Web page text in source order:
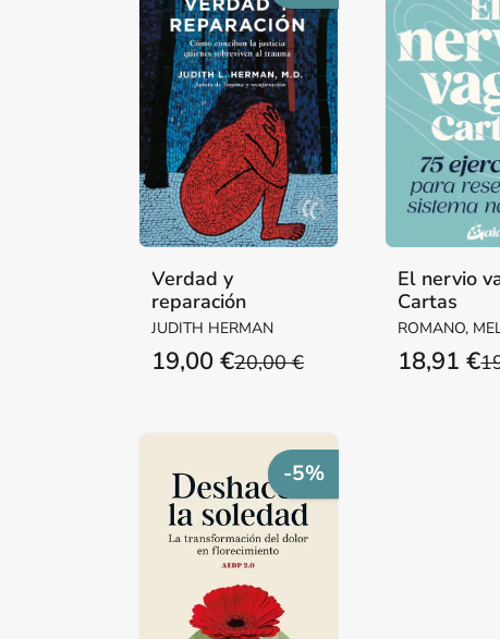
Verdad y
reparación
JUDITH HERMAN
20,00 €
19,00 €
El nervio
Cartas
ROMANO,
18,91 €
-5%